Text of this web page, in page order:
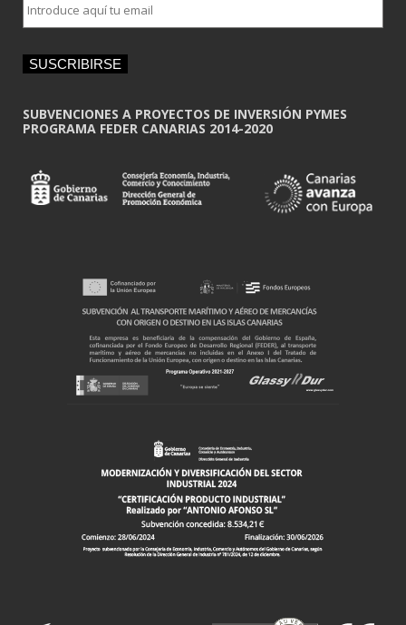
m
a
SUSCRIBIRSE
SUBVENCIONES A PROYECTOS DE INVERSIÓN PYMES
PROGRAMA FEDER CANARIAS 2014-2020